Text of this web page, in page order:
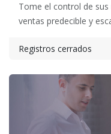
Tome el control de
ventas predecible y
Registros cerrados